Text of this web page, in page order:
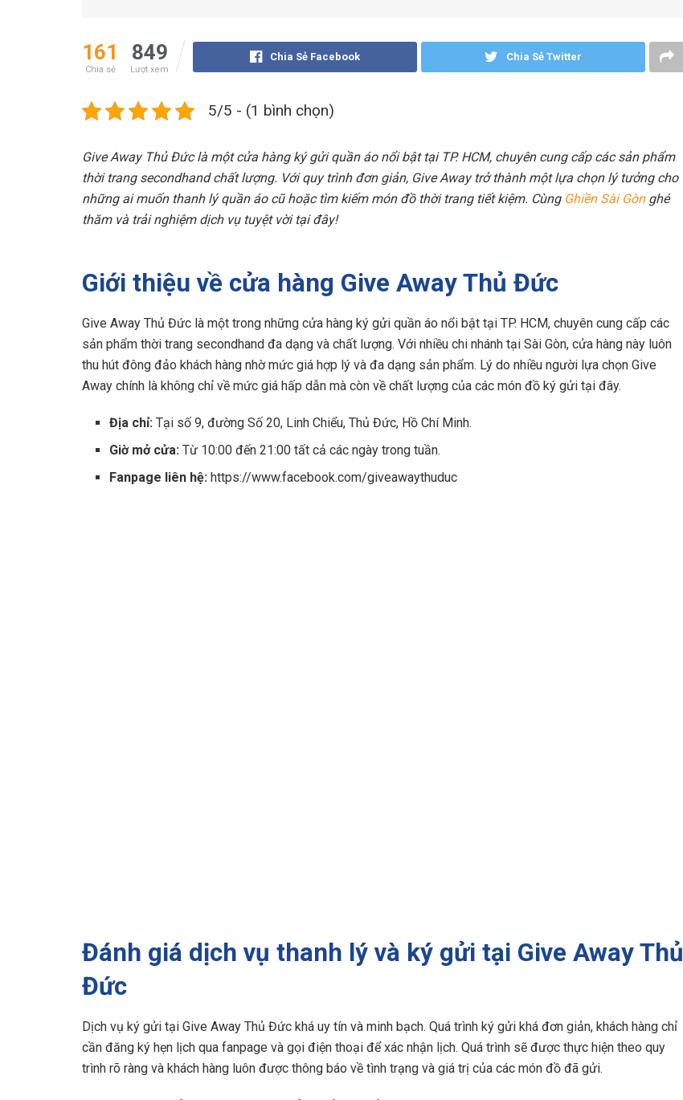
161
Chia sẻ
849
Lượt xem
Chia Sẻ Facebook Chia Sẻ Twitter
5/5 - (1 bình chọn)
Give Away Thủ Đức là một cửa hàng ký gửi quần áo nổi bật tại TP. HCM, chuyên cung cấp các sản phẩm
thời trang secondhand chất lượng. Với quy trình đơn giản, Give Away trở thành một lựa chọn lý tưởng cho
những ai muốn thanh lý quần áo cũ hoặc tìm kiếm món đồ thời trang tiết kiệm. Cùng Ghiền Sài Gònghé
thăm và trải nghiệm dịch vụ tuyệt vời tại đây!
Giới thiệu về cửa hàng Give Away Thủ Đức
Give Away Thủ Đức là một trong những cửa hàng ký gửi quần áo nổi bật tại TP. HCM, chuyên cung cấp các
sản phẩm thời trang secondhand đa dạng và chất lượng. Với nhiều chi nhánh tại Sài Gòn, cửa hàng này luôn
thu hút đông đảo khách hàng nhờ mức giá hợp lý và đa dạng sản phẩm. Lý do nhiều người lựa chọn Give
Away chính là không chỉ về mức giá hấp dẫn mà còn về chất lượng của các món đồ ký gửi tại đây.
Địa chỉ: Tại số 9, đường Số 20, Linh Chiểu, Thủ Đức, Hồ Chí Minh.
Giờ mở cửa:Từ 10:00 đến 21:00 tất cả các ngày trong tuần.
Fanpage liên hệ: https://www.facebook.com/giveawaythuduc
Đánh giá dịch vụ thanh lý và ký gửi tại Give Away Thủ
Đức
Dịch vụ ký gửi tại Give Away Thủ Đức khá uy tín và minh bạch. Quá trình ký gửi khá đơn giản, khách hàng chỉ
cần đăng ký hẹn lịch qua fanpage và gọi điện thoại để xác nhận lịch. Quá trình sẽ được thực hiện theo quy
trình rõ ràng và khách hàng luôn được thông báo về tình trạng và giá trị của các món đồ đã gửi.